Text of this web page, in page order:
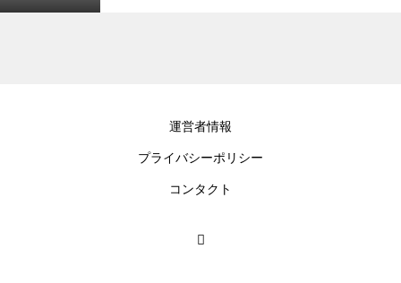
提樹の意味！甘
運営者情報
プライバシーポリシー
コンタクト